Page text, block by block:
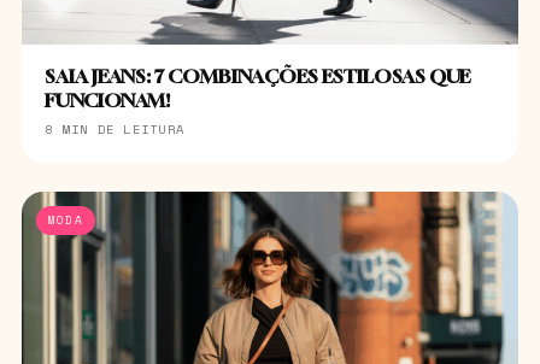
SAIA JEANS: 7 COMBINAÇÕES ESTILOSAS QUE
FUNCIONAM!
8 MIN DE LEITURA
MODA